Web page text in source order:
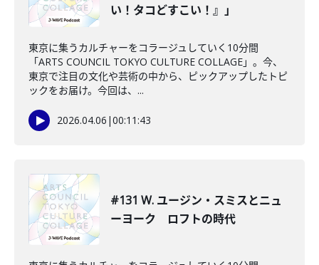
い！タコどすこい！』」
東京に集うカルチャーをコラージュしていく10分間
「ARTS COUNCIL TOKYO CULTURE COLLAGE」。今、
東京で注目の文化や芸術の中から、ピックアップしたトピ
ックをお届け。今回は、...
2026.04.06 |00:11:43
#131 W. ユージン・スミスとニュ
ーヨーク ロフトの時代